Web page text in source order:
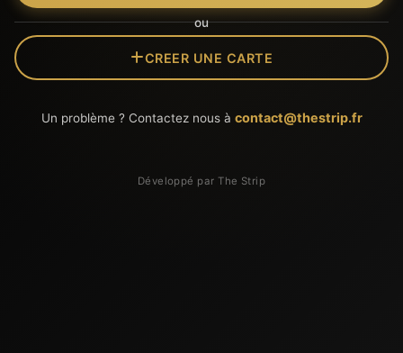
ou
CREER UNE CARTE
Un problème ? Contactez nous à contact@thestrip.fr
Développé par The Strip